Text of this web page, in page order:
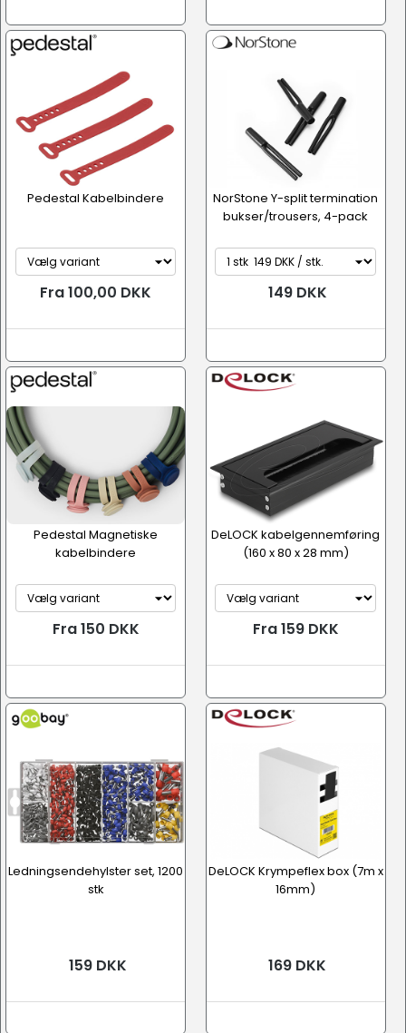
Pedestal Kabelbindere
Fra 100,00 DKK
NorStone Y-split termination
bukser/trousers, 4-pack
149 DKK
Pedestal Magnetiske
kabelbindere
Fra 150 DKK
DeLOCK kabelgennemføring
(160 x 80 x 28 mm)
Fra 159 DKK
Ledningsendehylster set, 1200
stk
159 DKK
DeLOCK Krympeflex box (7m x
16mm)
169 DKK